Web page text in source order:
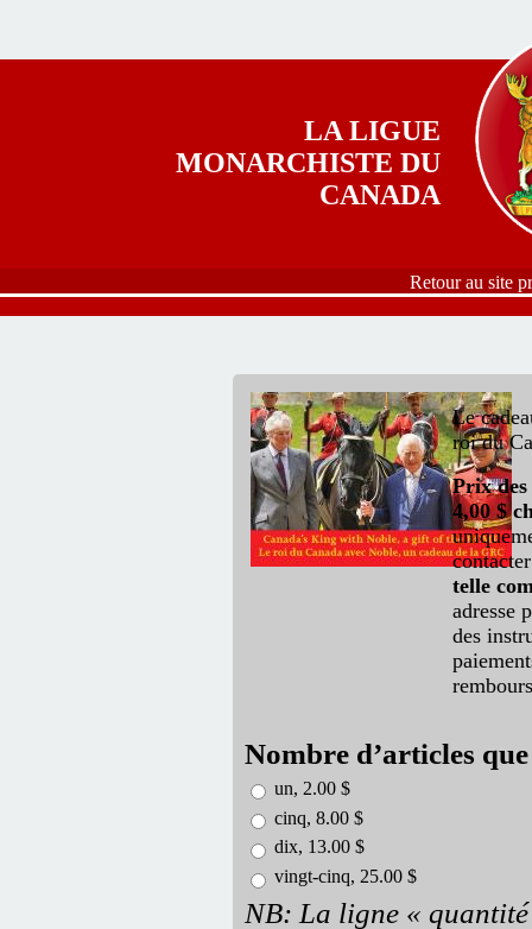
LA LIGUE
MONARCHISTE DU
CANADA
Retour au site
Le
roi du
Prix des
4,00 $
telle
adresse
des
Nombre d’articles
un, 2.00 $
cinq, 8.00 $
dix, 13.00 $
vingt-cinq, 25.00 $
NB: La ligne «